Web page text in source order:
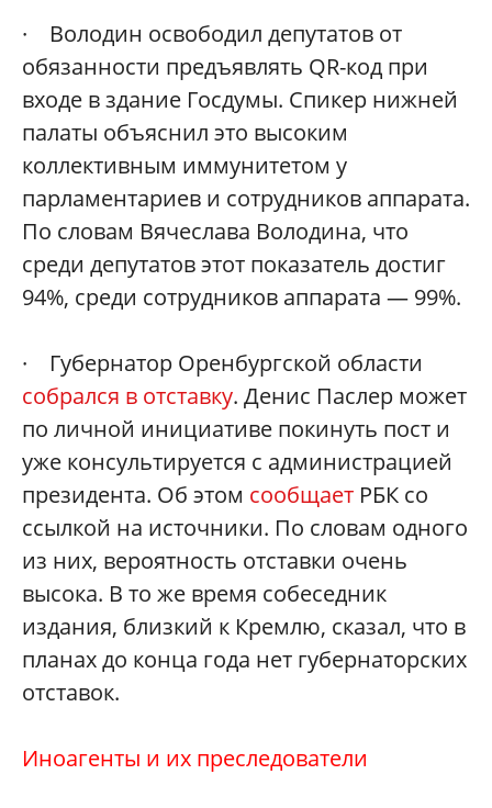
· Володин освободил депутатов от
обязанности предъявлять QR-код при
входе в здание Госдумы. Спикер нижней
палаты объяснил это высоким
коллективным иммунитетом у
парламентариев и сотрудников аппарата.
По словам Вячеслава Володина, что
среди депутатов этот показатель достиг
94%, среди сотрудников аппарата — 99%.
· Губернатор Оренбургской области
собрался в отставку. Денис Паслер может
по личной инициативе покинуть пост и
уже консультируется с администрацией
президента. Об этом сообщает РБК со
ссылкой на источники. По словам одного
из них, вероятность отставки очень
высока. В то же время собеседник
издания, близкий к Кремлю, сказал, что в
планах до конца года нет губернаторских
отставок.
Иноагенты и их преследователи